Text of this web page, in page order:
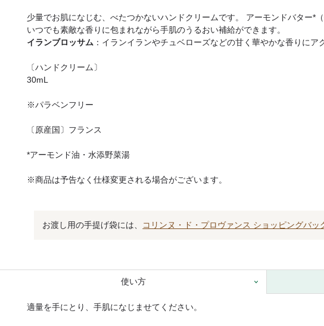
少量でお肌になじむ、べたつかないハンドクリームです。 アーモンドバター
いつでも素敵な香りに包まれながら手肌のうるおい補給ができます。
イランブロッサム ：イランイランやチュベローズなどの甘く華やかな香りに
〔ハンドクリーム〕
30mL
※パラベンフリー
〔原産国〕フランス
*アーモンド油・水添野菜湯
※商品は予告なく仕様変更される場合がございます。
お渡し用の手提げ袋には、 コリンヌ・ド・プロヴァンス ショッピングバッ
使い方
適量を手にとり、手肌になじませてください。